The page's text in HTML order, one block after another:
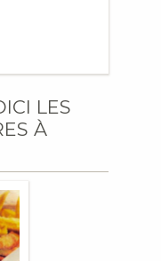
LES
À